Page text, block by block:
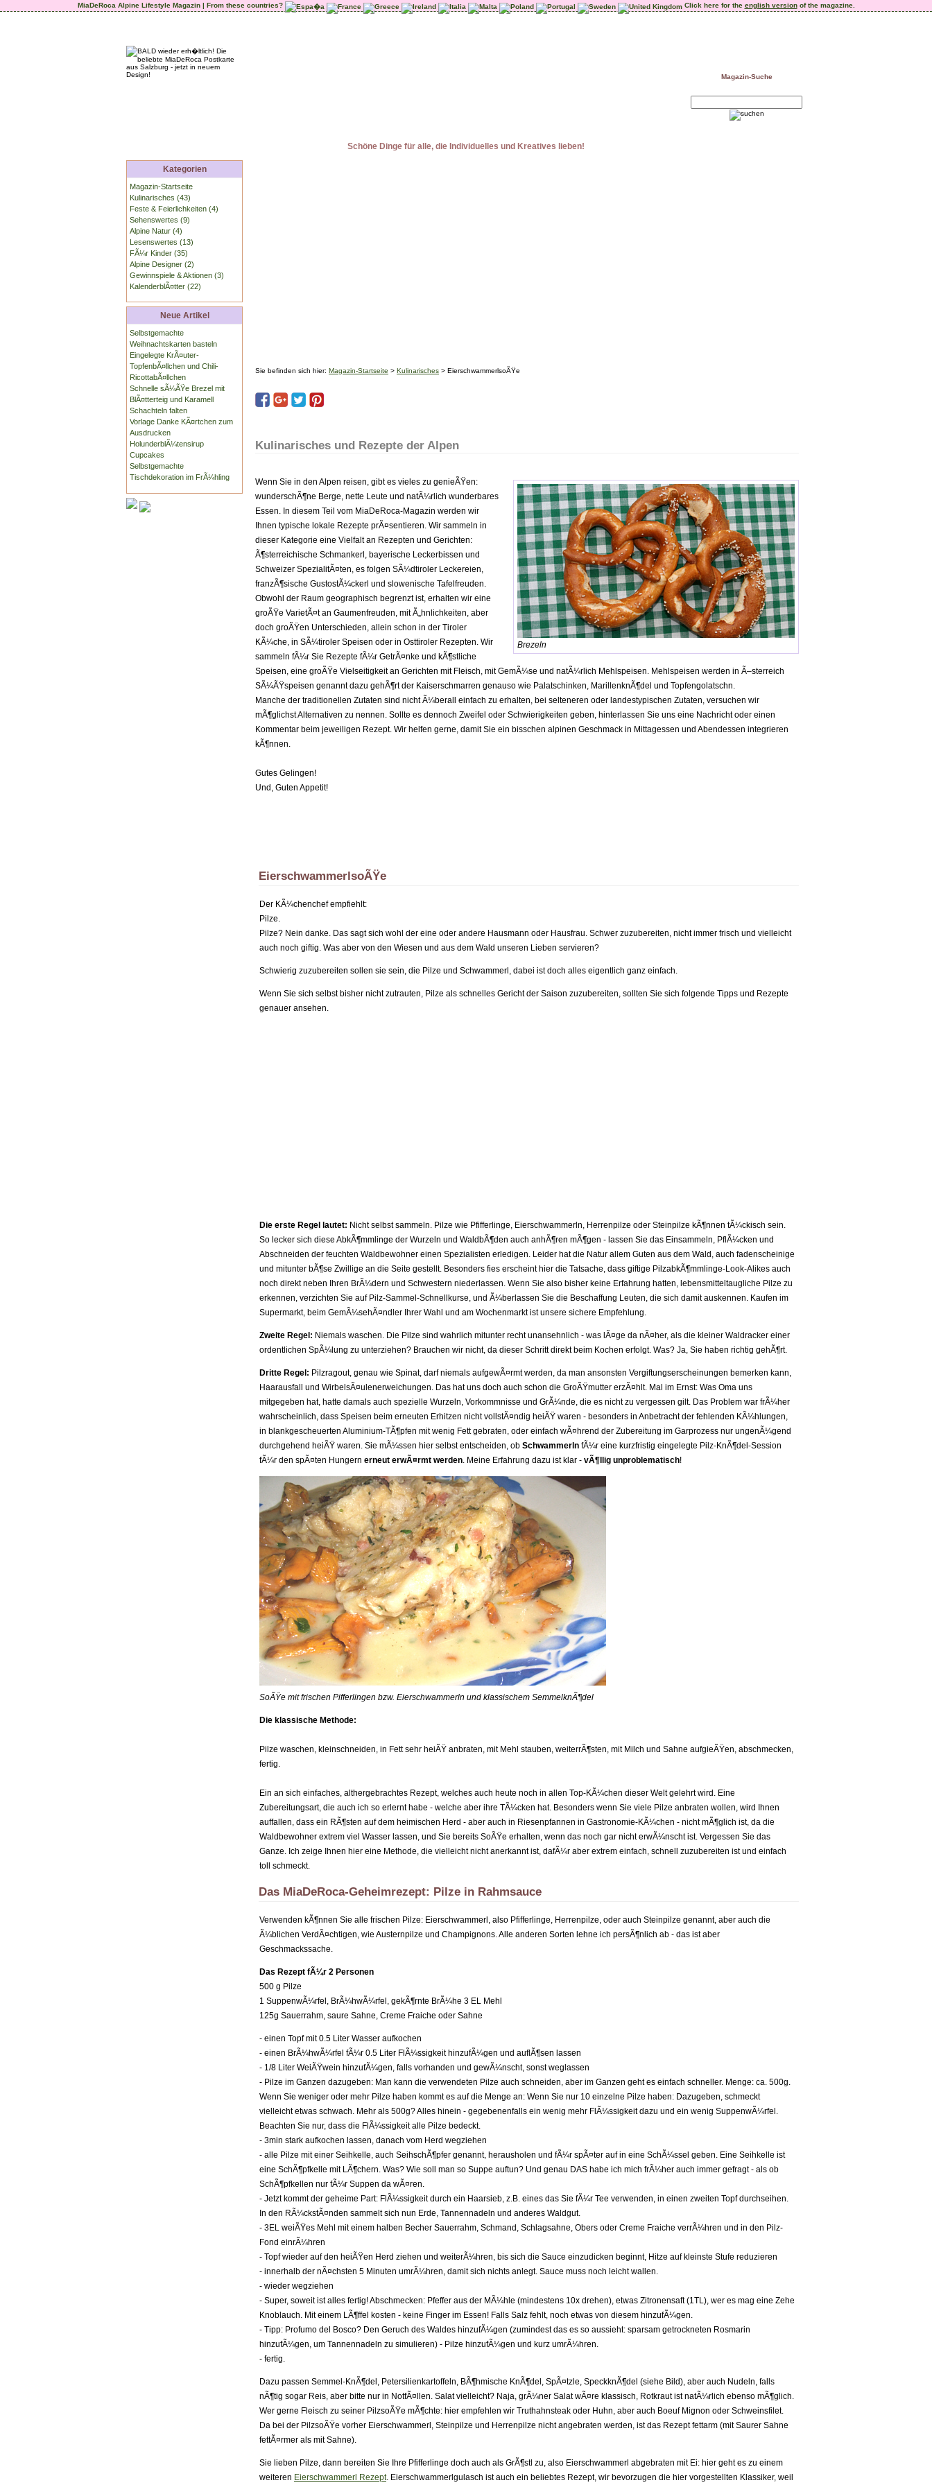
MiaDeRoca Alpine Lifestyle Magazin | From these countries? Click here for the english versionof the magazine.
Magazin-Suche
Schöne Dinge für alle, die Individuelles und Kreatives lieben!
Kategorien
Magazin-Startseite
Kulinarisches (43)
Feste & Feierlichkeiten (4)
Sehenswertes (9)
Alpine Natur (4)
Lesenswertes (13)
FÃ¼r Kinder (35)
Alpine Designer (2)
Gewinnspiele & Aktionen (3)
KalenderblÃ¤tter (22)
Neue Artikel
Selbstgemachte
Weihnachtskarten basteln
Eingelegte KrÃ¤uter-
TopfenbÃ¤llchen und Chili-
RicottabÃ¤llchen
Schnelle sÃ¼ÃŸe Brezel mit
BlÃ¤tterteig und Karamell
Schachteln falten
Vorlage Danke KÃ¤rtchen zum
Ausdrucken
HolunderblÃ¼tensirup
Cupcakes
Selbstgemachte
Tischdekoration im FrÃ¼hling
Sie befinden sich hier: Magazin-Startseite > Kulinarisches > EierschwammerlsoÃŸe
Kulinarisches und Rezepte der Alpen
Brezeln
Wenn Sie in den Alpen reisen, gibt es vieles zu genieÃŸen:
wunderschÃ¶ne Berge, nette Leute und natÃ¼rlich wunderbares
Essen. In diesem Teil vom MiaDeRoca-Magazin werden wir
Ihnen typische lokale Rezepte prÃ¤sentieren. Wir sammeln in
dieser Kategorie eine Vielfalt an Rezepten und Gerichten:
Ã¶sterreichische Schmankerl, bayerische Leckerbissen und
Schweizer SpezialitÃ¤ten, es folgen SÃ¼dtiroler Leckereien,
franzÃ¶sische GustostÃ¼ckerl und slowenische Tafelfreuden.
Obwohl der Raum geographisch begrenzt ist, erhalten wir eine
groÃŸe VarietÃ¤t an Gaumenfreuden, mit Ã„hnlichkeiten, aber
doch groÃŸen Unterschieden, allein schon in der Tiroler
KÃ¼che, in SÃ¼tiroler Speisen oder in Osttiroler Rezepten. Wir
sammeln fÃ¼r Sie Rezepte fÃ¼r GetrÃ¤nke und kÃ¶stliche
Speisen, eine groÃŸe Vielseitigkeit an Gerichten mit Fleisch, mit GemÃ¼se und natÃ¼rlich Mehlspeisen. Mehlspeisen werden in Ã–sterreich
SÃ¼ÃŸspeisen genannt dazu gehÃ¶rt der Kaiserschmarren genauso wie Palatschinken, MarillenknÃ¶del und Topfengolatschn.
Manche der traditionellen Zutaten sind nicht Ã¼berall einfach zu erhalten, bei selteneren oder landestypischen Zutaten, versuchen wir
mÃ¶glichst Alternativen zu nennen. Sollte es dennoch Zweifel oder Schwierigkeiten geben, hinterlassen Sie uns eine Nachricht oder einen
Kommentar beim jeweiligen Rezept. Wir helfen gerne, damit Sie ein bisschen alpinen Geschmack in Mittagessen und Abendessen integrieren
kÃ¶nnen.
Gutes Gelingen!
Und, Guten Appetit!
EierschwammerlsoÃŸe
Der KÃ¼chenchef empfiehlt:
Pilze.
Pilze? Nein danke. Das sagt sich wohl der eine oder andere Hausmann oder Hausfrau. Schwer zuzubereiten, nicht immer frisch und vielleicht
auch noch giftig. Was aber von den Wiesen und aus dem Wald unseren Lieben servieren?
Schwierig zuzubereiten sollen sie sein, die Pilze und Schwammerl, dabei ist doch alles eigentlich ganz einfach.
Wenn Sie sich selbst bisher nicht zutrauten, Pilze als schnelles Gericht der Saison zuzubereiten, sollten Sie sich folgende Tipps und Rezepte
genauer ansehen.
Die erste Regel lautet: Nicht selbst sammeln. Pilze wie Pfifferlinge, Eierschwammerln, Herrenpilze oder Steinpilze kÃ¶nnen tÃ¼ckisch sein.
So lecker sich diese AbkÃ¶mmlinge der Wurzeln und WaldbÃ¶den auch anhÃ¶ren mÃ¶gen - lassen Sie das Einsammeln, PflÃ¼cken und
Abschneiden der feuchten Waldbewohner einen Spezialisten erledigen. Leider hat die Natur allem Guten aus dem Wald, auch fadenscheinige
und mitunter bÃ¶se Zwillige an die Seite gestellt. Besonders fies erscheint hier die Tatsache, dass giftige PilzabkÃ¶mmlinge-Look-Alikes auch
noch direkt neben Ihren BrÃ¼dern und Schwestern niederlassen. Wenn Sie also bisher keine Erfahrung hatten, lebensmitteltaugliche Pilze zu
erkennen, verzichten Sie auf Pilz-Sammel-Schnellkurse, und Ã¼berlassen Sie die Beschaffung Leuten, die sich damit auskennen. Kaufen im
Supermarkt, beim GemÃ¼sehÃ¤ndler Ihrer Wahl und am Wochenmarkt ist unsere sichere Empfehlung.
Zweite Regel: Niemals waschen. Die Pilze sind wahrlich mitunter recht unansehnlich - was lÃ¤ge da nÃ¤her, als die kleiner Waldracker einer
ordentlichen SpÃ¼lung zu unterziehen? Brauchen wir nicht, da dieser Schritt direkt beim Kochen erfolgt. Was? Ja, Sie haben richtig gehÃ¶rt.
Dritte Regel: Pilzragout, genau wie Spinat, darf niemals aufgewÃ¤rmt werden, da man ansonsten Vergiftungserscheinungen bemerken kann,
Haarausfall und WirbelsÃ¤ulenerweichungen. Das hat uns doch auch schon die GroÃŸmutter erzÃ¤hlt. Mal im Ernst: Was Oma uns
mitgegeben hat, hatte damals auch spezielle Wurzeln, Vorkommnisse und GrÃ¼nde, die es nicht zu vergessen gilt. Das Problem war frÃ¼her
wahrscheinlich, dass Speisen beim erneuten Erhitzen nicht vollstÃ¤ndig heiÃŸ waren - besonders in Anbetracht der fehlenden KÃ¼hlungen,
in blankgescheuerten Aluminium-TÃ¶pfen mit wenig Fett gebraten, oder einfach wÃ¤hrend der Zubereitung im Garprozess nur ungenÃ¼gend
durchgehend heiÃŸ waren. Sie mÃ¼ssen hier selbst entscheiden, ob Schwammerln fÃ¼r eine kurzfristig eingelegte Pilz-KnÃ¶del-Session
fÃ¼r den spÃ¤ten Hungern erneut erwÃ¤rmt werden. Meine Erfahrung dazu ist klar - vÃ¶llig unproblematisch!
SoÃŸe mit frischen Pifferlingen bzw. Eierschwammerln und klassischem SemmelknÃ¶del
Die klassische Methode:
Pilze waschen, kleinschneiden, in Fett sehr heiÃŸ anbraten, mit Mehl stauben, weiterrÃ¶sten, mit Milch und Sahne aufgieÃŸen, abschmecken,
fertig.
Ein an sich einfaches, althergebrachtes Rezept, welches auch heute noch in allen Top-KÃ¼chen dieser Welt gelehrt wird. Eine
Zubereitungsart, die auch ich so erlernt habe - welche aber ihre TÃ¼cken hat. Besonders wenn Sie viele Pilze anbraten wollen, wird Ihnen
auffallen, dass ein RÃ¶sten auf dem heimischen Herd - aber auch in Riesenpfannen in Gastronomie-KÃ¼chen - nicht mÃ¶glich ist, da die
Waldbewohner extrem viel Wasser lassen, und Sie bereits SoÃŸe erhalten, wenn das noch gar nicht erwÃ¼nscht ist. Vergessen Sie das
Ganze. Ich zeige Ihnen hier eine Methode, die vielleicht nicht anerkannt ist, dafÃ¼r aber extrem einfach, schnell zuzubereiten ist und einfach
toll schmeckt.
Das MiaDeRoca-Geheimrezept: Pilze in Rahmsauce
Verwenden kÃ¶nnen Sie alle frischen Pilze: Eierschwammerl, also Pfifferlinge, Herrenpilze, oder auch Steinpilze genannt, aber auch die
Ã¼blichen VerdÃ¤chtigen, wie Austernpilze und Champignons. Alle anderen Sorten lehne ich persÃ¶nlich ab - das ist aber
Geschmackssache.
Das Rezept fÃ¼r 2 Personen
500 g Pilze
1 SuppenwÃ¼rfel, BrÃ¼hwÃ¼rfel, gekÃ¶rnte BrÃ¼he 3 EL Mehl
125g Sauerrahm, saure Sahne, Creme Fraiche oder Sahne
- einen Topf mit 0.5 Liter Wasser aufkochen
- einen BrÃ¼hwÃ¼rfel fÃ¼r 0.5 Liter FlÃ¼ssigkeit hinzufÃ¼gen und auflÃ¶sen lassen
- 1/8 Liter WeiÃŸwein hinzufÃ¼gen, falls vorhanden und gewÃ¼nscht, sonst weglassen
- Pilze im Ganzen dazugeben: Man kann die verwendeten Pilze auch schneiden, aber im Ganzen geht es einfach schneller. Menge: ca. 500g.
Wenn Sie weniger oder mehr Pilze haben kommt es auf die Menge an: Wenn Sie nur 10 einzelne Pilze haben: Dazugeben, schmeckt
vielleicht etwas schwach. Mehr als 500g? Alles hinein - gegebenenfalls ein wenig mehr FlÃ¼ssigkeit dazu und ein wenig SuppenwÃ¼rfel.
Beachten Sie nur, dass die FlÃ¼ssigkeit alle Pilze bedeckt.
- 3min stark aufkochen lassen, danach vom Herd wegziehen
- alle Pilze mit einer Seihkelle, auch SeihschÃ¶pfer genannt, herausholen und fÃ¼r spÃ¤ter auf in eine SchÃ¼ssel geben. Eine Seihkelle ist
eine SchÃ¶pfkelle mit LÃ¶chern. Was? Wie soll man so Suppe auftun? Und genau DAS habe ich mich frÃ¼her auch immer gefragt - als ob
SchÃ¶pfkellen nur fÃ¼r Suppen da wÃ¤ren.
- Jetzt kommt der geheime Part: FlÃ¼ssigkeit durch ein Haarsieb, z.B. eines das Sie fÃ¼r Tee verwenden, in einen zweiten Topf durchseihen.
In den RÃ¼ckstÃ¤nden sammelt sich nun Erde, Tannennadeln und anderes Waldgut.
- 3EL weiÃŸes Mehl mit einem halben Becher Sauerrahm, Schmand, Schlagsahne, Obers oder Creme Fraiche verrÃ¼hren und in den Pilz-
Fond einrÃ¼hren
- Topf wieder auf den heiÃŸen Herd ziehen und weiterÃ¼hren, bis sich die Sauce einzudicken beginnt, Hitze auf kleinste Stufe reduzieren
- innerhalb der nÃ¤chsten 5 Minuten umrÃ¼hren, damit sich nichts anlegt. Sauce muss noch leicht wallen.
- wieder wegziehen
- Super, soweit ist alles fertig! Abschmecken: Pfeffer aus der MÃ¼hle (mindestens 10x drehen), etwas Zitronensaft (1TL), wer es mag eine Zehe
Knoblauch. Mit einem LÃ¶ffel kosten - keine Finger im Essen! Falls Salz fehlt, noch etwas von diesem hinzufÃ¼gen.
- Tipp: Profumo del Bosco? Den Geruch des Waldes hinzufÃ¼gen (zumindest das es so aussieht: sparsam getrockneten Rosmarin
hinzufÃ¼gen, um Tannennadeln zu simulieren) - Pilze hinzufÃ¼gen und kurz umrÃ¼hren.
- fertig.
Dazu passen Semmel-KnÃ¶del, Petersilienkartoffeln, BÃ¶hmische KnÃ¶del, SpÃ¤tzle, SpeckknÃ¶del (siehe Bild), aber auch Nudeln, falls
nÃ¶tig sogar Reis, aber bitte nur in NotfÃ¤llen. Salat vielleicht? Naja, grÃ¼ner Salat wÃ¤re klassisch, Rotkraut ist natÃ¼rlich ebenso mÃ¶glich.
Wer gerne Fleisch zu seiner PilzsoÃŸe mÃ¶chte: hier empfehlen wir Truthahnsteak oder Huhn, aber auch Boeuf Mignon oder Schweinsfilet.
Da bei der PilzsoÃŸe vorher Eierschwammerl, Steinpilze und Herrenpilze nicht angebraten werden, ist das Rezept fettarm (mit Saurer Sahne
fettÃ¤rmer als mit Sahne).
Sie lieben Pilze, dann bereiten Sie Ihre Pfifferlinge doch auch als GrÃ¶stl zu, also Eierschwammerl abgebraten mit Ei: hier geht es zu einem
weiteren Eierschwammerl Rezept. Eierschwammerlgulasch ist auch ein beliebtes Rezept, wir bevorzugen die hier vorgestellten Klassiker, weil